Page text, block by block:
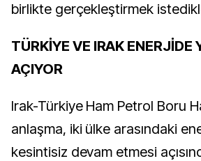
birlikte gerçekleştirmek
TÜRKİYE VE IRAK ENERJİDE
AÇIYOR
Irak-Türkiye Ham Petrol Boru
anlaşma, iki ülke arasındaki
kesintisiz devam etmesi